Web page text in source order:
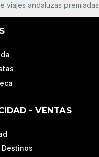
viajes andaluzas premiadas
- VENTAS